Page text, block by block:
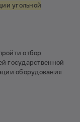
угольной
отбор
государственной
оборудования